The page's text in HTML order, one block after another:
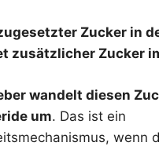
Zucker in
zusätzlicher Zucker
wandelt diesen
um. Das ist ein
wenn